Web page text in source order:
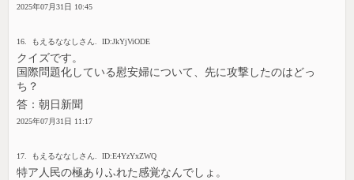
2025年07月31日 10:45
16. もえるななしさん. ID:JkYjViODE
クイズです。
国際問題化している慰安婦について、先に攻撃したのはどっ
ち？
答：朝日新聞
2025年07月31日 11:17
17. もえるななしさん. ID:E4YzYxZWQ
特ア人民の極ありふれた感覚なんでしょ。